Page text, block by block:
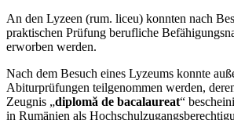
An den Lyzeen (rum. liceu) konnten nach
praktischen Prüfung berufliche
erworben werden.
Nach dem Besuch eines Lyzeums konnte
Abiturprüfungen teilgenommen werden,
Zeugnis „diplomă de bacalaureat“
in Rumänien als